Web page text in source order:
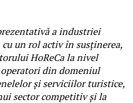
a industriei
un rol activ în susținerea,
HoReCa la nivel
din domeniul
și serviciilor turistice,
sector competitiv și la